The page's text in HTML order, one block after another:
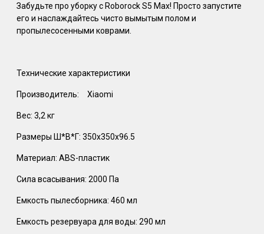
Забудьте про уборку с Roborock S5 Max! Просто запустите
его и наслаждайтесь чисто вымытым полом и
пропылесосенными коврами.
Технические характеристики
Производитель: Xiaomi
Вес: 3,2 кг
Размеры Ш*В*Г: 350х350х96.5
Материал: ABS-пластик
Сила всасывания: 2000 Па
Емкость пылесборника: 460 мл
Емкость резервуара для воды: 290 мл